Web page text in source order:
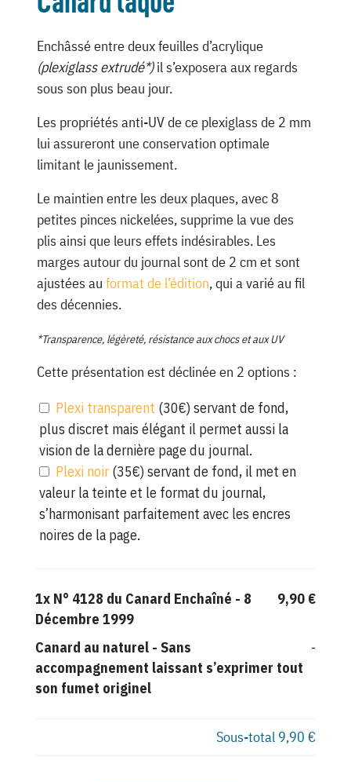
Enchâssé entre deux feuilles d’acrylique
(plexiglass extrudé*)il s’exposera aux regards
sous son plus beau jour.
Les propriétés anti-UV de ce plexiglass de 2 mm
lui assureront une conservation optimale
limitant le jaunissement.
Le maintien entre les deux plaques, avec 8
petites pinces nickelées, supprime la vue des
plis ainsi que leurs effets indésirables. Les
marges autour du journal sont de 2 cm et sont
ajustées au format de l’édition, qui a varié au fil
des décennies.
*Transparence, légèreté, résistance aux chocs et aux UV
Cette présentation est déclinée en 2 options :
Plexi transparent (30€) servant de fond,
plus discret mais élégant il permet aussi la
vision de la dernière page du journal.
Plexi noir (35€) servant de fond, il met en
valeur la teinte et le format du journal,
s’harmonisant parfaitement avec les encres
noires de la page.
1x N° 4128 du Canard Enchaîné - 8
Décembre 1999
9,90 €
Canard au naturel- Sans
accompagnement laissant s’exprimer tout
son fumet originel
-
Sous-total 9,90 €